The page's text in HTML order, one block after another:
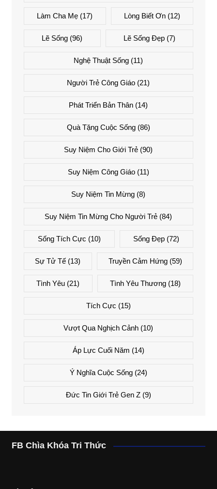
Làm Cha Mẹ (17) Lòng Biết Ơn(12)
Lẽ Sống (96) Lẽ Sống Đẹp(7)
Nghệ Thuật Sống (11)
Người Trẻ Công Giáo (21)
Phát Triển Bản Thân (14)
Quà Tặng Cuộc Sống(86)
Suy Niệm Cho Giới Trẻ (90)
Suy Niệm Công Giáo(11)
Suy Niệm Tin Mừng (8)
Suy Niệm Tin Mừng Cho Người Trẻ (84)
Sống Tích Cực (10) Sống Đẹp (72)
Sự Tử Tế (13) Truyền Cảm Hứng(59)
Tình Yêu (21) Tình Yêu Thương(18)
Tích Cực (15)
Vượt Qua Nghịch Cảnh (10)
Áp Lực Cuối Năm (14)
Ý Nghĩa Cuộc Sống(24)
Đức Tin Giới Trẻ Gen Z(9)
FB Chìa Khóa Tri Thức